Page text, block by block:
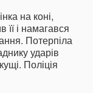
на коні,
її і намагався
Потерпіла
ударів
Поліція